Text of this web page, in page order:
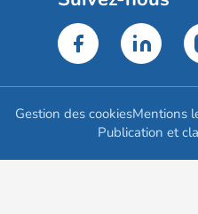
Gestion des cookiesMentions
Publication et